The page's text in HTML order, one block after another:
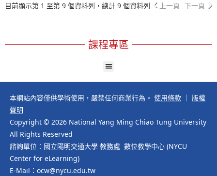
目前顯示第 1 至第 9 個資料列，總計 9 個資料列 上一頁 下一頁
課程專區
本網站內容僅供學術使用，嚴禁任何商業行為。 使用條款
版權
聲明
Copyright © 2026 National Yang Ming Chiao Tung University
All Rights Reserved
諮詢單位：國立陽明交通大學 教務處 數位教學中心 (NYCU
Center for eLearning)
E-Mail：ocw@nycu.edu.tw